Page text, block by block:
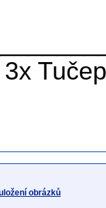
obrázků